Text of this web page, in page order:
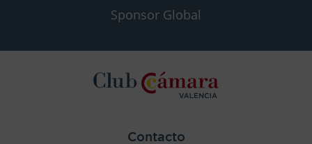
Sponsor Global
Contacto